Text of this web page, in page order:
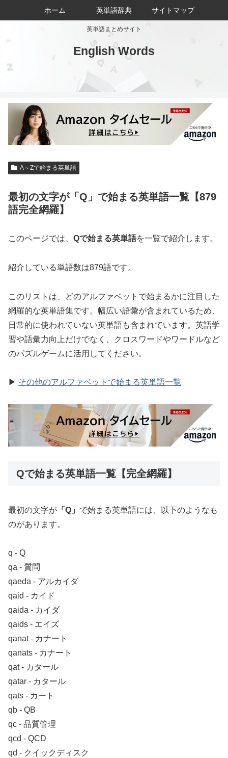
英単語まとめサイト
English Words
ホーム 英単語辞典 サイトマップ
A～Zで始まる英単語
最初の文字が「Q」で始まる英単語一覧【879
語完全網羅】
このページでは、 Qで始まる英単語を一覧で紹介します。
紹介している単語数は879語です。
このリストは、どのアルファベットで始まるかに注目した
網羅的な英単語集です。幅広い語彙が含まれているため、
日常的に使われていない英単語も含まれています。英語学
習や語彙力向上だけでなく、クロスワードやワードルなど
のパズルゲームに活用してください。
▶ その他のアルファベットで始まる英単語一覧
Qで始まる英単語一覧【完全網羅】
最初の文字が 「Q」 で始まる英単語には、以下のようなも
のがあります。
q ‐ Q
qa ‐ 質問
qaeda ‐ アルカイダ
qaid ‐ カイド
qaida ‐ カイダ
qaids ‐ エイズ
qanat ‐ カナート
qanats ‐ カナート
qat ‐ カタール
qatar ‐ カタール
qats ‐ カート
qb ‐ QB
qc ‐ 品質管理
qcd ‐ QCD
qd ‐ クイックディスク